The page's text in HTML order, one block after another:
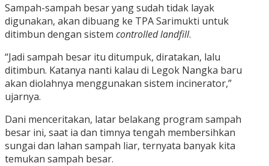
Sampah-sampah besar yang sudah tidak layak
digunakan, akan dibuang ke TPA Sarimukti untuk
ditimbun dengan sistem controlled landfill.
“Jadi sampah besar itu ditumpuk, diratakan, lalu
ditimbun. Katanya nanti kalau di Legok Nangka baru
akan diolahnya menggunakan sistem incinerator,”
ujarnya.
Dani menceritakan, latar belakang program sampah
besar ini, saat ia dan timnya tengah membersihkan
sungai dan lahan sampah liar, ternyata banyak kita
temukan sampah besar.